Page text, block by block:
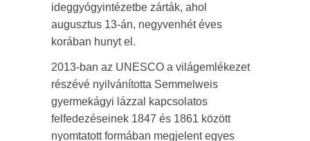
ideggyógyintézetbe zárták, ahol
augusztus 13-án, negyvenhét éves
korában hunyt el.
2013-ban az UNESCO a világemlékezet
részévé nyilvánította Semmelweis
gyermekágyi lázzal kapcsolatos
felfedezéseinek 1847 és 1861 között
nyomtatott formában megjelent egyes